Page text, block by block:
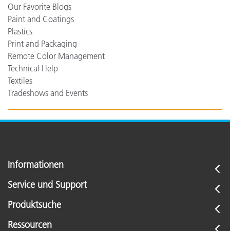
Our Favorite Blogs
Paint and Coatings
Plastics
Print and Packaging
Remote Color Management
Technical Help
Textiles
Tradeshows and Events
Informationen
Service und Support
Produktsuche
Ressourcen